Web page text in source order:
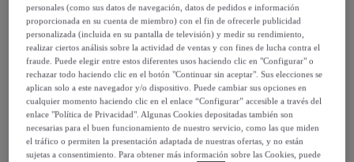
45,99 €
-50%
Vendido porDiempi
Último producto
personales (como sus datos de navegación, datos de pedidos e información
proporcionada en su cuenta de miembro) con el fin de ofrecerle publicidad
personalizada (incluida en su pantalla de televisión) y medir su rendimiento,
realizar ciertos análisis sobre la actividad de ventas y con fines de lucha contra el
fraude. Puede elegir entre estos diferentes usos haciendo clic en "Configurar" o
rechazar todo haciendo clic en el botón "Continuar sin aceptar". Sus elecciones se
aplican solo a este navegador y/o dispositivo. Puede cambiar sus opciones en
cualquier momento haciendo clic en el enlace “Configurar” accesible a través del
enlace "Política de Privacidad". Algunas Cookies depositadas también son
necesarias para el buen funcionamiento de nuestro servicio, como las que miden
el tráfico o permiten la presentación adaptada de nuestras ofertas, y no están
sujetas a consentimiento. Para obtener más información sobre las Cookies, puede